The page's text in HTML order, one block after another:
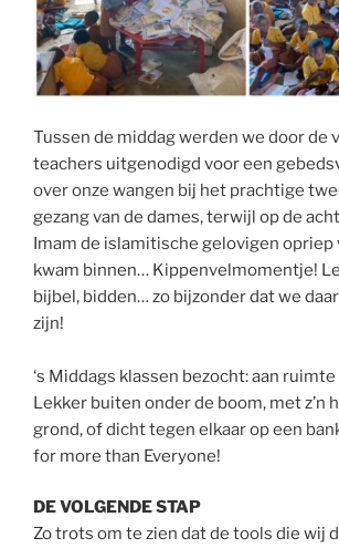
Tussen de middag werden we door de
teachers uitgenodigd voor een
over onze wangen bij het prachtige
gezang van de dames, terwijl op de
Imam de islamitische gelovigen opriep
kwam binnen… Kippenvelmomentje!
bijbel, bidden… zo bijzonder dat we
zijn!
‘s Middags klassen bezocht: aan
Lekker buiten onder de boom, met z’n
grond, of dicht tegen elkaar op een
for more than Everyone!
DE VOLGENDE STAP
Zo trots om te zien dat de tools die wij